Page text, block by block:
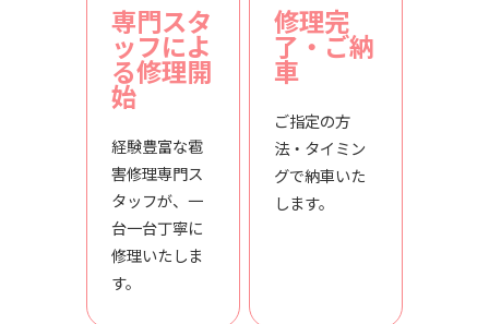
専門スタ
ッフによ
る修理開
始
経験豊富な雹
害修理専門ス
タッフが、一
台一台丁寧に
修理いたしま
す。
修理完
了・ご納
車
ご指定の方
法・タイミン
グで納車いた
します。